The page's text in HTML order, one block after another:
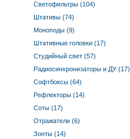
Светофильтры (104)
Штативы (74)
Моноподы (9)
Штативные головки (17)
Студийный свет (57)
Радиосинхронизаторы и ДУ (17)
Софтбоксы (64)
Рефлекторы (14)
Соты (17)
Отражатели (6)
Зонты (14)